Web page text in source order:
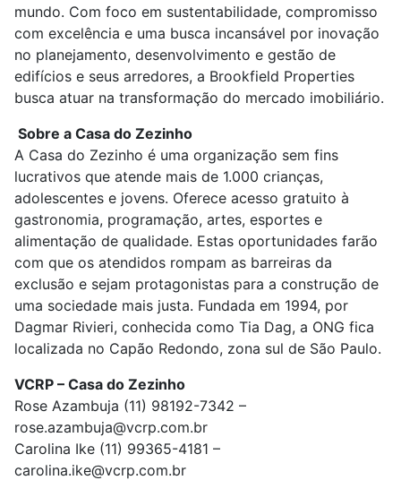
mundo. Com foco em sustentabilidade, compromisso
com excelência e uma busca incansável por inovação
no planejamento, desenvolvimento e gestão de
edifícios e seus arredores, a Brookfield Properties
busca atuar na transformação do mercado imobiliário.
Sobre a Casa do Zezinho
A Casa do Zezinho é uma organização sem fins
lucrativos que atende mais de 1.000 crianças,
adolescentes e jovens. Oferece acesso gratuito à
gastronomia, programação, artes, esportes e
alimentação de qualidade. Estas oportunidades farão
com que os atendidos rompam as barreiras da
exclusão e sejam protagonistas para a construção de
uma sociedade mais justa. Fundada em 1994, por
Dagmar Rivieri, conhecida como Tia Dag, a ONG fica
localizada no Capão Redondo, zona sul de São Paulo.
VCRP – Casa do Zezinho
Rose Azambuja (11) 98192-7342 –
rose.azambuja@vcrp.com.br
Carolina Ike (11) 99365-4181 –
carolina.ike@vcrp.com.br